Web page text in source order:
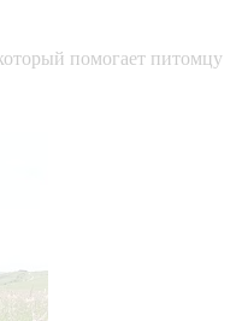
помогает питомцу